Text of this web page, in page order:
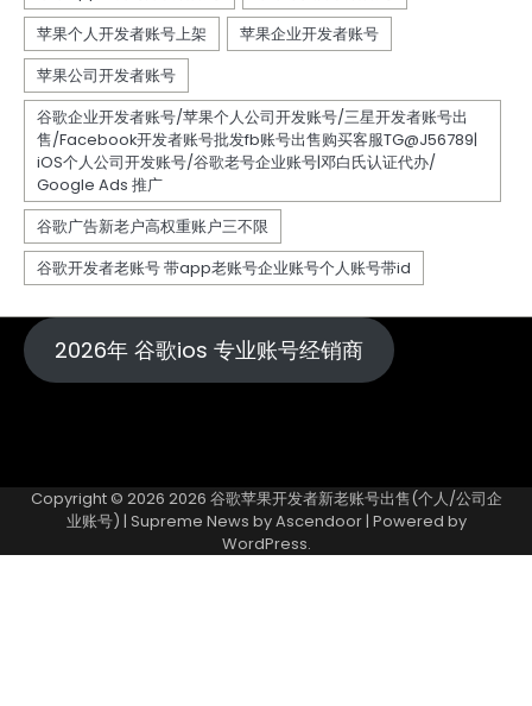
2026年 谷歌ios 专业账号经销商
Copyright © 2026 2026 谷歌苹果开发者新老账号出售(个人/公司企
业账号) | Supreme News byAscendoor| Powered by
WordPress.